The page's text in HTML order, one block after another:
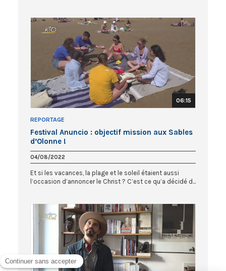
06:15
REPORTAGE
Festival Anuncio : objectif mission aux Sables
d’Olonne !
04/08/2022
Et si les vacances, la plage et le soleil étaient aussi
l’occasion d’annoncer le Christ ? C’est ce qu’a décidé d...